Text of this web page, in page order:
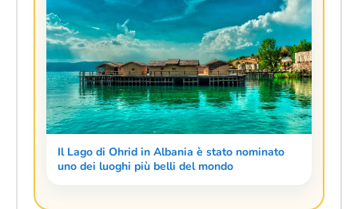
Il Lago di Ohrid in Albania è stato nominato
uno dei luoghi più belli del mondo